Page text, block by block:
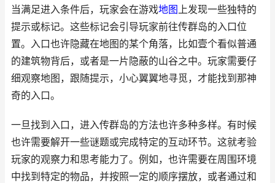
当满足进入条件后，玩家会在游戏地图上发现一些独特的
提示或标记。这些标记会引导玩家前往传群岛的入口位
置。入口也许隐藏在地图的某个角落，比如壹个看似普通
的建筑物背后，或者是一片隐蔽的山谷之中。玩家需要仔
细观察地图，跟随提示，小心翼翼地寻觅，才能找到那神
奇的入口。
一旦找到入口，进入传群岛的方法也许多种多样。有时候
也许需要解开一些谜题或完成特定的互动环节。这就考验
玩家的观察力和思考能力了。例如，也许需要在周围环境
中找到特定的物品，并按照一定的顺序摆放，或者通过和